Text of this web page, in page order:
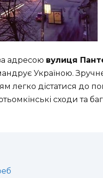
адресою вулиця
Україною.
легко дістатися до
сходи та